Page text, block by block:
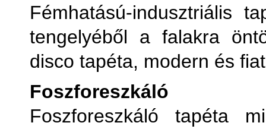
Fémhatású-indusztriális
tengelyéből a falakra
disco tapéta, modern és
Foszforeszkáló
Foszforeszkáló tapéta